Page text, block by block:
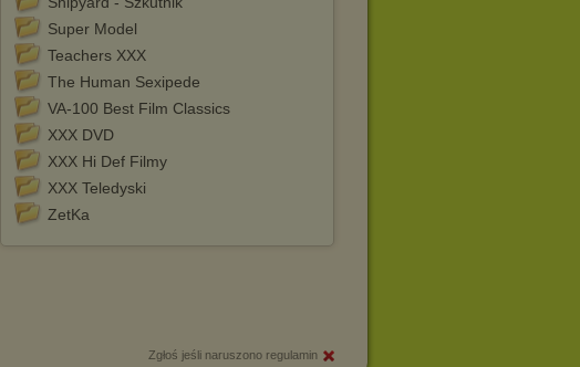
Super Model
Teachers XXX
The Human Sexipede
VA-100 Best Film Classics
XXX DVD
XXX Hi Def Filmy
XXX Teledyski
ZetKa
Zgłoś jeśli naruszono regulamin